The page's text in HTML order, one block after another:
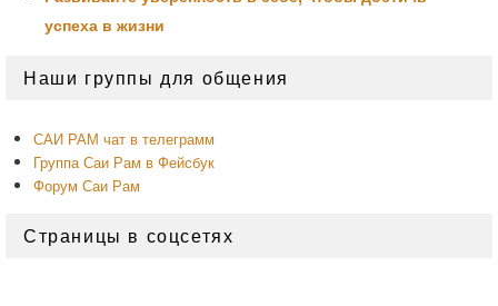
успеха в жизни
основной
Наши группы для общения
САИ РАМ чат в телеграмм
Группа Саи Рам в Фейсбук
Форум Саи Рам
Страницы в соцсетях